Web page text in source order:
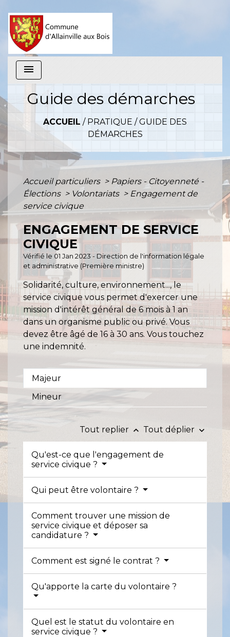
menu
Guide des démarches
ACCUEIL / PRATIQUE /GUIDE DES
DÉMARCHES
Accueil particuliers > Papiers - Citoyenneté -
Élections > Volontariats > Engagement de
service civique
ENGAGEMENT DE SERVICE
CIVIQUE
Vérifié le 01 Jan 2023 - Direction de l'information légale
et administrative (Première ministre)
Solidarité, culture, environnement..., le
service civique vous permet d'exercer une
mission d'intérêt général de 6 mois à 1 an
dans un organisme public ou privé. Vous
devez être âgé de 16 à 30 ans. Vous touchez
une indemnité.
Majeur
Mineur
Tout replier keyboard_arrow_up Tout déplier keyboard_arrow_down
Qu'est-ce que l'engagement de
service civique ?
Qui peut être volontaire ?
Comment trouver une mission de
service civique et déposer sa
candidature ?
Comment est signé le contrat ?
Qu'apporte la carte du volontaire ?
Quel est le statut du volontaire en
service civique ?